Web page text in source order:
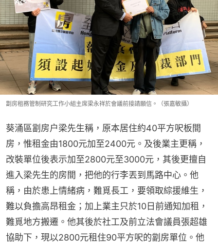
劏房租務管制研究工作小組主席梁永祥於會議前接請願信。（張嘉敏攝）
葵涌區劏房户梁先生稱，原本居住約40平方呎板間
房，惟租金由1800元加至2400元。及後業主更稱，
改裝單位後表示加至2800元至3000元，其後更擅自
進入梁先生的房間，把他的行李丟到馬路中心。他
稱，由於患上情緒病，難覓長工，要領取綜援維生，
難以負擔高昂租金；加上業主只於10日前通知加租，
難覓地方搬遷。他其後於社工及前立法會議員張超雄
協助下，現以2800元租住90平方呎的劏房單位。他